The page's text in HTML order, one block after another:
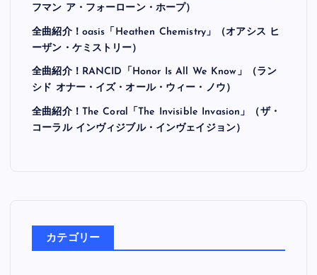
フマン ア・フォーローン・ホープ）
全曲紹介！oasis「Heathen Chemistry」（オアシス ヒ
ーザン・ケミストリー）
全曲紹介！RANCID「Honor Is All We Know」（ラン
シド オナー・イズ・オール・ウィー・ノウ）
全曲紹介！The Coral「The Invisible Invasion」（ザ・
コーラル インヴィジブル・インヴェイジョン）
カテゴリー